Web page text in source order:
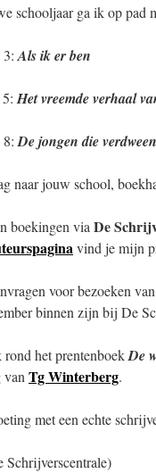
schooljaar ga ik op pad
3:Als ik er ben
5:Het vreemde verhaal
8:De jongen die
naar jouw school,
boekingen viaDe
vind je mijn
voor bezoeken
binnen zijn bij De
rond het prentenboekDe
vanTg Winterberg.
met een echte
Schrijverscentrale)